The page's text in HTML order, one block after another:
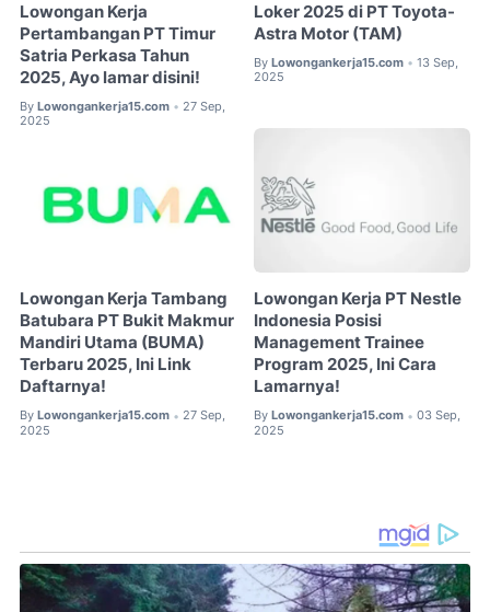
Lowongan Kerja
Pertambangan PT Timur
Satria Perkasa Tahun
2025, Ayo lamar disini!
By Lowongankerja15.com • 27 Sep,
2025
Loker 2025 di PT Toyota-
Astra Motor (TAM)
By Lowongankerja15.com • 13 Sep,
2025
Lowongan Kerja Tambang
Batubara PT Bukit Makmur
Mandiri Utama (BUMA)
Terbaru 2025, Ini Link
Daftarnya!
By Lowongankerja15.com • 27 Sep,
2025
Lowongan Kerja PT Nestle
Indonesia Posisi
Management Trainee
Program 2025, Ini Cara
Lamarnya!
By Lowongankerja15.com • 03 Sep,
2025